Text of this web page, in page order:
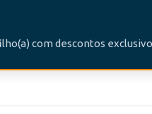
com descontos